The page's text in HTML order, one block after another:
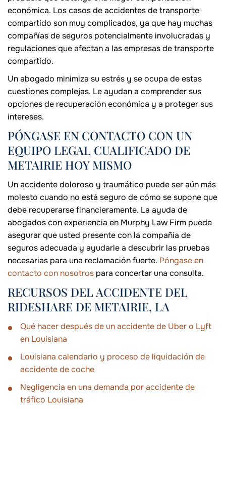
económica. Los casos de accidentes de transporte
compartido son muy complicados, ya que hay muchas
compañías de seguros potencialmente involucradas y
regulaciones que afectan a las empresas de transporte
compartido.
Un abogado minimiza su estrés y se ocupa de estas
cuestiones complejas. Le ayudan a comprender sus
opciones de recuperación económica y a proteger sus
intereses.
PÓNGASE EN CONTACTO CON UN
EQUIPO LEGAL CUALIFICADO DE
METAIRIE HOY MISMO
Un accidente doloroso y traumático puede ser aún más
molesto cuando no está seguro de cómo se supone que
debe recuperarse financieramente. La ayuda de
abogados con experiencia en Murphy Law Firm puede
asegurar que usted presente con la compañía de
seguros adecuada y ayudarle a descubrir las pruebas
necesarias para una reclamación fuerte. Póngase en
contacto con nosotros para concertar una consulta.
RECURSOS DEL ACCIDENTE DEL
RIDESHARE DE METAIRIE, LA
Qué hacer después de un accidente de Uber o Lyft
en Louisiana
Louisiana calendario y proceso de liquidación de
accidente de coche
Negligencia en una demanda por accidente de
tráfico Louisiana